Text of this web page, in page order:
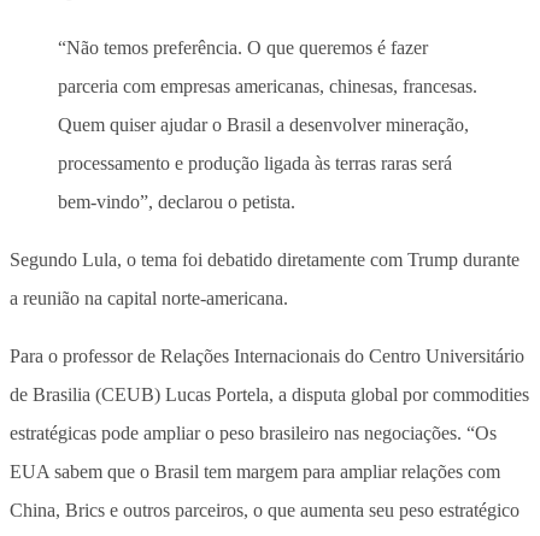
“Não temos preferência. O que queremos é fazer
parceria com empresas americanas, chinesas, francesas.
Quem quiser ajudar o Brasil a desenvolver mineração,
processamento e produção ligada às terras raras será
bem-vindo”, declarou o petista.
Segundo Lula, o tema foi debatido diretamente com Trump durante
a reunião na capital norte-americana.
Para o professor de Relações Internacionais do Centro Universitário
de Brasilia (CEUB) Lucas Portela, a disputa global por commodities
estratégicas pode ampliar o peso brasileiro nas negociações. “Os
EUA sabem que o Brasil tem margem para ampliar relações com
China, Brics e outros parceiros, o que aumenta seu peso estratégico